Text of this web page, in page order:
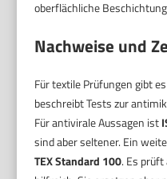
oberflächliche
Nachweise und
Für textile Prüfungen gibt
beschreibt Tests zur
Für antivirale Aussagen ist
sind aber seltener. Ein
TEX Standard 100. Es